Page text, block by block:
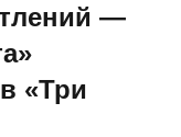
—
«Три